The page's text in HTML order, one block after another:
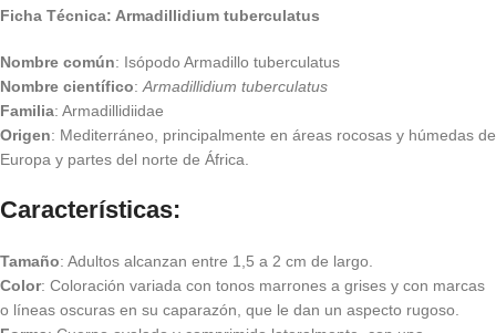
Ficha Técnica: Armadillidium tuberculatus
Nombre común: Isópodo Armadillo tuberculatus
Nombre científico: Armadillidium tuberculatus
Familia: Armadillidiidae
Origen: Mediterráneo, principalmente en áreas rocosas y húmedas de
Europa y partes del norte de África.
Características:
Tamaño: Adultos alcanzan entre 1,5 a 2 cm de largo.
Color: Coloración variada con tonos marrones a grises y con marcas
o líneas oscuras en su caparazón, que le dan un aspecto rugoso.